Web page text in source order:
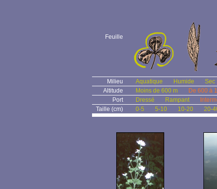
Feuille
Milieu Aquatique Humide
Sec
Altitude
Moins de 600 m
De 600 à
Port
Dressé Rampant
Taille (cm)
0-5 5-10 10-20 20-